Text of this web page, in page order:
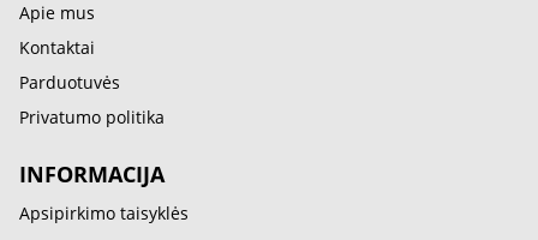
Apie mus
Kontaktai
Parduotuvės
Privatumo politika
INFORMACIJA
Apsipirkimo taisyklės